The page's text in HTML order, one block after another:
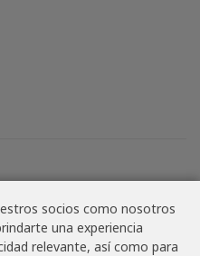
socios como nosotros
una experiencia
relevante, así como para